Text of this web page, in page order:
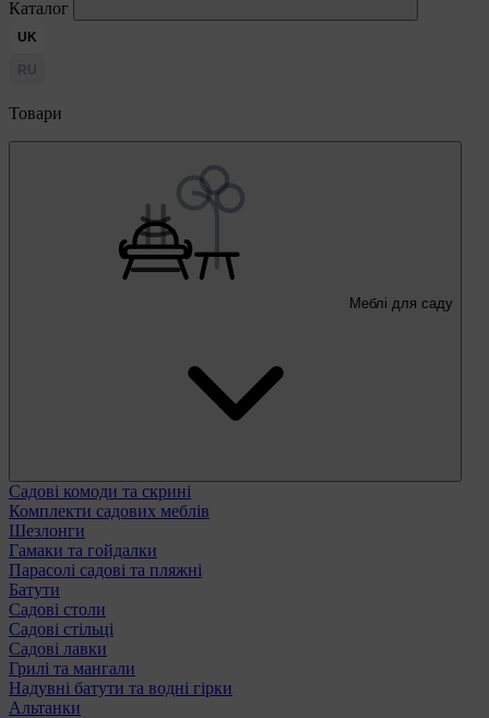
Каталог
UK
RU
Товари
Меблі для саду
Садові комоди та скрині
Комплекти садових меблів
Шезлонги
Гамаки та гойдалки
Парасолі садові та пляжні
Батути
Садові столи
Садові стільці
Садові лавки
Грилі та мангали
Надувні батути та водні гірки
Альтанки